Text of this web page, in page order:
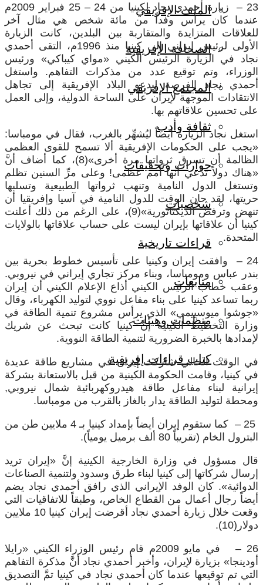
الملف الإفريقي
الصحافة الإفريقية
المجتمع الإفريقي
ثقافة وأدب
حوارات وتحقيقات
شخصيات
قراءات تاريخية
متابعات
منظمات وهيئات
كتاب قراءات إفريقية
23 – زيارة أحمدي نجاد لكينيا من 24 – 25 فبراير 2009م
عندما كان يرأس وفداً من مائة شخص هي مثال آخر
للعلاقات المتزايدة والمتقاربة بين البلدين، كانت الزيارة
الأولى لرئيس إيراني إلى كينيا منذ 1996م، التقى أحمدي
نجاد في الزيارة الرئيس الكيني «مواي كيباكي» ورئيس
الوزراء، وتم توقيع عدد من مذكرات التفاهم. واستغل
أحمدي نجاد الفرصة ليدعو البلاد الإفريقية إلى تجاهل
الانتقادات الموجهة لإيران على الساحة الدولية، وإلى العمل
على تحسين علاقاتهم بها.
استغل نجاد الزيارة أيضاً ليُشهِّر بالغرب، فقال في مومباسا:
«يجب على الحكومات الإفريقية ألا تسمح للقوى العظمى
الظالمة أن تسرق ثرواتها مرة أخرى»(8)، كما أضاف أنَّ
«هناك دولاً تدَّعي أنها أمم عظمى! وعلى مرِّ السنين تظلم
وتستغل الدول النامية وتنهب ثرواتها الطبيعية وتسلبها
حريتها، لقد حان الوقت للدول النامية في آسيا وإفريقيا أن
تنهض وترفض الديكتاتورية»(9)، على الرغم من ذلك أعلنت
كينيا أن علاقاتها بإيران ليست على حساب علاقاتها بالولايات
المتحدة.
24 – وافقت إيران وكينيا على تأسيس خطوط بحرية بين
بندر عباس ومومباسا، وبناء مركز تجاري إيراني في نيروبي.
وعقب خطاب الرئيس الكيني أذاع الإعلام الكيني أن إيران
ربما تساعد كينيا على بناء مفاعل نووي لتوليد الكهرباء، وقال
«جوشوا ميوسييمي» الذي يرأس مشروع تنمية الطاقة في
وزارة التخطيط الكينية إنَّ كينيا كانت تبحث عن شريك
لإمدادها بالخبرة الضرورية لتنمية الطاقة النووية.
في الوقت الحالي شاركت إيران في مشاريع طاقة عديدة
في كينيا، وقامت الحكومة الكينية من قبل بالاستعانة بشركة
إيرانية لبناء مفاعل طاقة هيدروكهربائية شمال نيروبي,
ومحطة لتوليد الطاقة يدار بالغاز بالقرب من مومباسا.
25 – كما ستقوم إيران أيضاً بإمداد كينيا بـ 4 ملايين طن من
البترول الخام (تقريباً 80 ألف برميل يومياً).
قال مسؤول في وزارة الخارجية الكينية إنَّ «إيران تريد
إرسال شركاتها إلى كينيا لبناء طرق وسدود ولتنمية الصناعات
الدوائية». كان الوفد الإيراني الذي رافق أحمدي نجاد يضم
أيضاً رجال أعمال من القطاع الخاص، وطبقاً للاتفاقيات التي
وقعت خلال زيارة أحمدي نجاد أقرضت إيران كينيا 10 ملايين
دولار(10).
26 – في مايو 2009م قام رئيس الوزراء الكيني «رايلا
أودينجا» بزيارة لإيران، وأخبر أحمدي نجاد أنَّ مذكرة التفاهم
التي تم توقيعها عندما كان أحمدي نجاد في كينيا تمَّ التصديق